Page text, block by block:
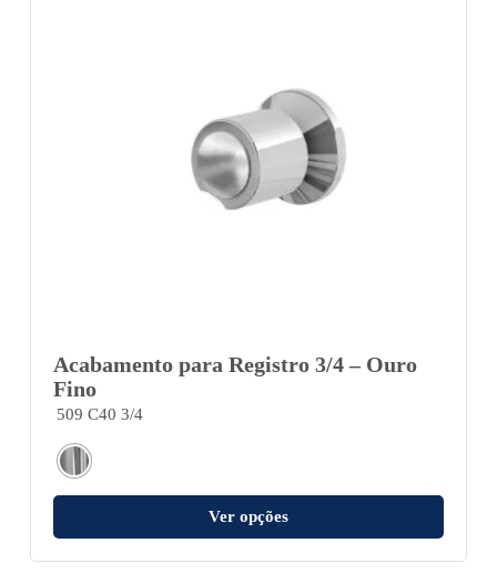
Acabamento para Registro 3/4 – Ouro
Fino
509 C40 3/4
Ver opções